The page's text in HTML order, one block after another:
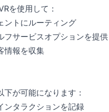
を使用して：
ントにルーティング
フサービスオプションを提供
情報を収集
が可能になります：
ンタラクションを記録